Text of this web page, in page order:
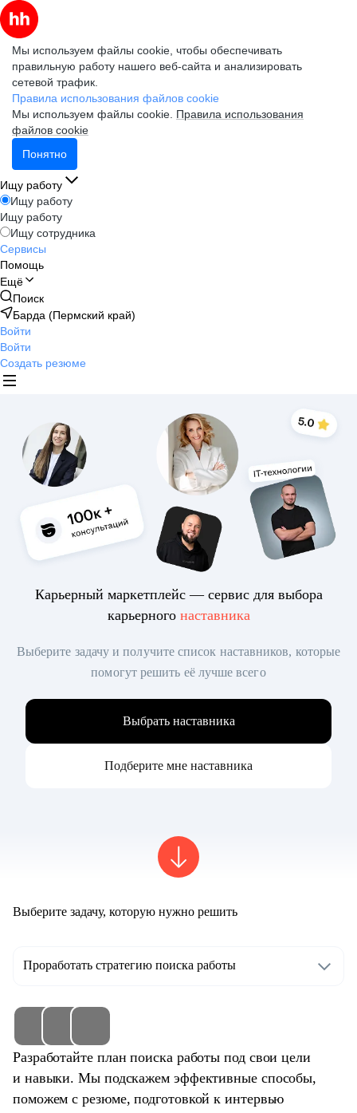
Мы используем файлы cookie, чтобы обеспечивать
правильную работу нашего веб-сайта и анализировать
сетевой трафик.
Правила использования файлов cookie
Мы используем файлы cookie. Правила использования
файлов cookie
Понятно
Ищу работу
Ищу работу
Ищу работу
Ищу сотрудника
Сервисы
Помощь
Ещё
Поиск
Барда (Пермский край)
Войти
Войти
Создать резюме
Карьерный маркетплейс — сервис для выбора
карьерного наставника
Выберите задачу и получите список наставников, которые
помогут решить её лучше всего
Выбрать наставника
Подберите мне наставника
Выберите задачу, которую нужно решить
Проработать стратегию поиска работы
Разработайте план поиска работы под свои цели
и навыки. Мы подскажем эффективные способы,
поможем с резюме, подготовкой к интервью